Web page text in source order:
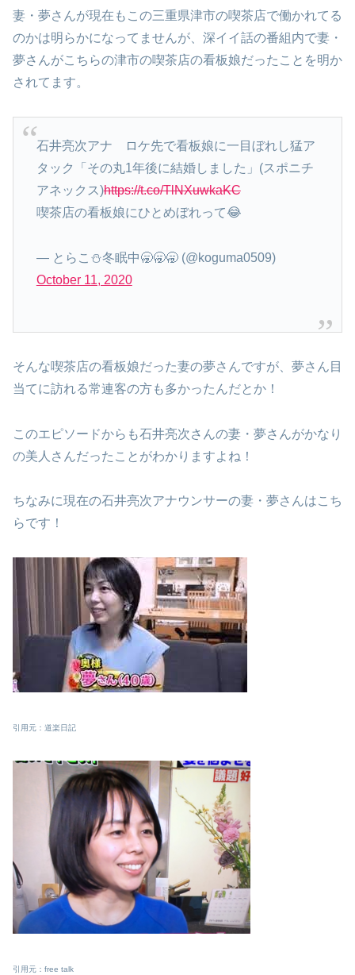
妻・夢さんが現在もこの三重県津市の喫茶店で働かれてる
のかは明らかになってませんが、深イイ話の番組内で妻・
夢さんがこちらの津市の喫茶店の看板娘だったことを明か
されてます。
石井亮次アナ ロケ先で看板娘に一目ぼれし猛ア
タック「その丸1年後に結婚しました」(スポニチ
アネックス)https://t.co/TlNXuwkaKC
喫茶店の看板娘にひとめぼれって😂
— とらこ⛄️冬眠中🥱🥱🥱 (@koguma0509)
October 11, 2020
そんな喫茶店の看板娘だった妻の夢さんですが、夢さん目
当てに訪れる常連客の方も多かったんだとか！
このエピソードからも石井亮次さんの妻・夢さんがかなり
の美人さんだったことがわかりますよね！
ちなみに現在の石井亮次アナウンサーの妻・夢さんはこち
らです！
引用元：道楽日記
引用元：free talk